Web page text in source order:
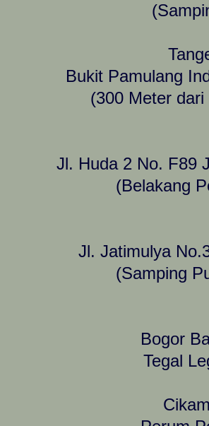
Bukit Pamulang
(300 Meter
Jl. Huda 2 No. F89
(Belakang
Jl. Jatimulya
(Samping
Bogor
Tegal